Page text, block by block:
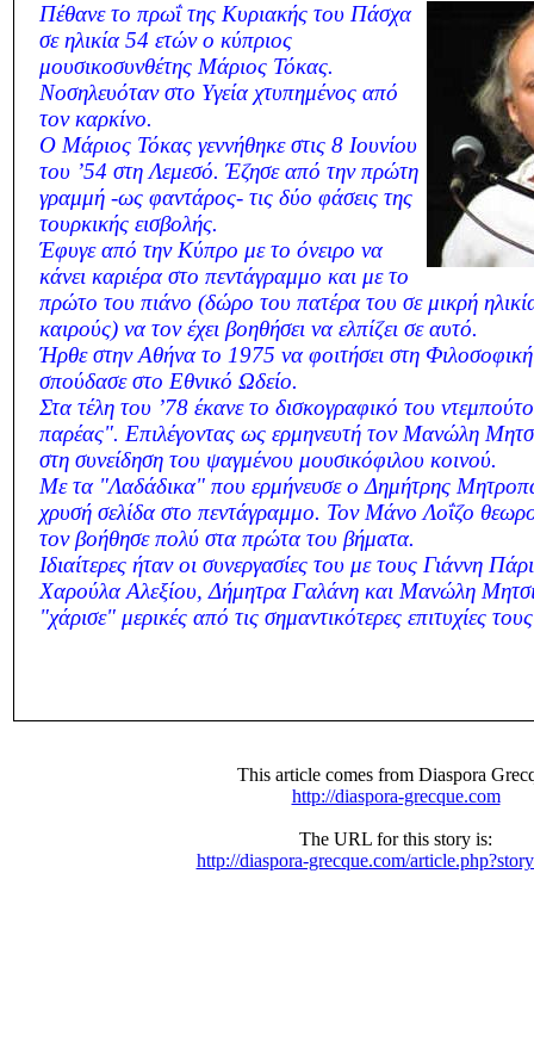
Πέθανε το πρωΐ της Κυριακής του Πάσχα
σε ηλικία 54 ετών ο κύπριος
μουσικοσυνθέτης Μάριος Τόκας.
Νοσηλευόταν στο Υγεία χτυπημένος από
τον καρκίνο.
Ο Μάριος Τόκας γεννήθηκε στις 8 Ιουνίου
του ’54 στη Λεμεσό. Έζησε από την πρώτη
γραμμή -ως φαντάρος- τις δύο φάσεις της
τουρκικής εισβολής.
Έφυγε από την Κύπρο με το όνειρο να
κάνει καριέρα στο πεντάγραμμο και με το
πρώτο του πιάνο (δώρο του πατέρα του σε μικρή
καιρούς) να τον έχει βοηθήσει να ελπίζει σε αυτό.
Ήρθε στην Αθήνα το 1975 να φοιτήσει στη
σπούδασε στο Εθνικό Ωδείο.
Στα τέλη του ’78 έκανε το δισκογραφικό του
παρέας". Επιλέγοντας ως ερμηνευτή τον Μανώλη
στη συνείδηση του ψαγμένου μουσικόφιλου κοινού.
Με τα "Λαδάδικα" που ερμήνευσε ο Δημήτρης
χρυσή σελίδα στο πεντάγραμμο. Τον Μάνο Λοΐζο
τον βοήθησε πολύ στα πρώτα του βήματα.
Ιδιαίτερες ήταν οι συνεργασίες του με τους Γιάννη
Χαρούλα Αλεξίου, Δήμητρα Γαλάνη και Μανώλη
"χάρισε" μερικές από τις σημαντικότερες επιτυχίες τους
This article comes from Diaspora
http://diaspora-grecque.com
The URL for this story is:
http://diaspora-grecque.com/